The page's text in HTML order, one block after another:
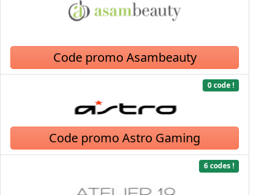
Code promo Asambeauty
0 code !
Code promo Astro Gaming
6 codes !